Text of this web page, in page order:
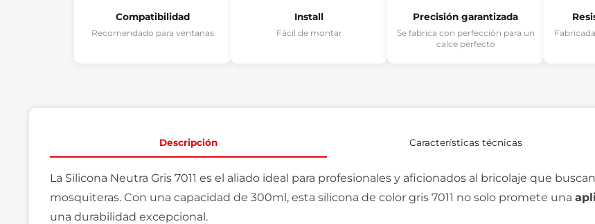
Compatibilidad
Recomendado para ventanas
Install
Fácil de montar
Precisión garantizada
Se fabrica con perfección para un
calce perfecto
Descripción Características técnicas
La Silicona Neutra Gris 7011 es el aliado ideal para profesionales y aficionados al bricolaje que
mosquiteras. Con una capacidad de 300ml, esta silicona de color gris 7011 no solo promete una
una durabilidad excepcional.